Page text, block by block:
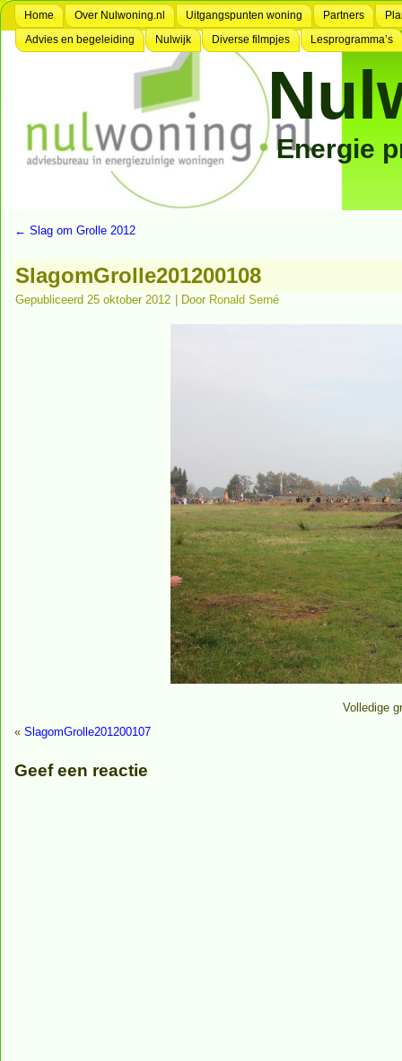
Home Over Nulwoning.nl Uitgangspunten woning Partners
Advies en begeleiding
Nulwijk Diverse filmpjes Lesprogramma’s
Energie
← Slag om Grolle 2012
SlagomGrolle201200108
Gepubliceerd 25 oktober 2012 Door Ronald Serné
Volledige
« SlagomGrolle201200107
Geef een reactie